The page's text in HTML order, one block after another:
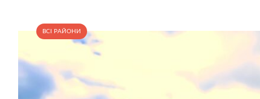
ВСІ РАЙОНИ